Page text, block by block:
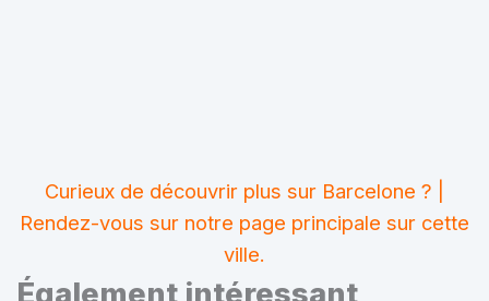
Curieux de découvrir plus sur Barcelone ? |
Rendez-vous sur notre page principale sur cette
ville.
Également intéressant